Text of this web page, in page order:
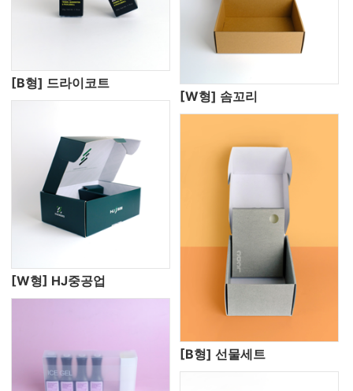
[B형] 드라이코트
[W형] 솜꼬리
[W형] HJ중공업
[B형] 선물세트